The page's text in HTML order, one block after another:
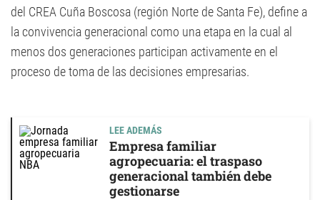
del CREA Cuña Boscosa (región Norte de Santa Fe), define a
la convivencia generacional como una etapa en la cual al
menos dos generaciones participan activamente en el
proceso de toma de las decisiones empresarias.
LEE ADEMÁS
Empresa familiar
agropecuaria: el traspaso
generacional también debe
gestionarse